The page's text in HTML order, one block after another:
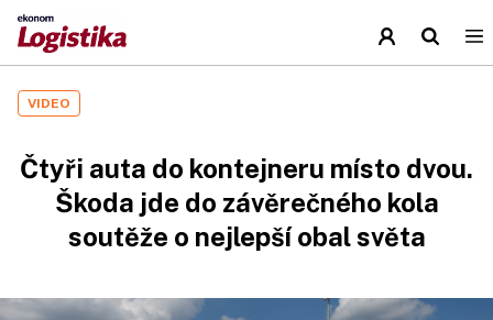
VIDEO
Čtyři auta do kontejneru místo dvou.
Škoda jde do závěrečného kola
soutěže o nejlepší obal světa